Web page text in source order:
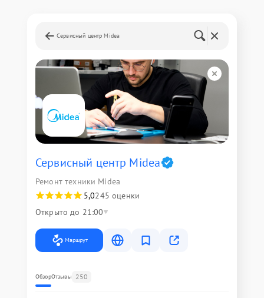
Сервисный центр Midea
Сервисный центр Midea
Ремонт техники Midea
5,0245 оценки
Открыто до 21:00
Маршрут
ОбзорОтзывы 250